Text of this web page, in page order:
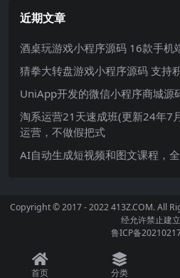
近期文章
酒桌玩游戏小程序源码 16款手机
猜拳大转盘游戏小程序源码 支持
UniApp开发的微信小程序商城源
淘系运营21天速成班(更新24年7
运营，不做假把式
AI自动生成短视频和图文课程，
Copyright © 2017 - 2022 413Z.COM. All
经允许禁止建
鲁ICP备
首页 分类